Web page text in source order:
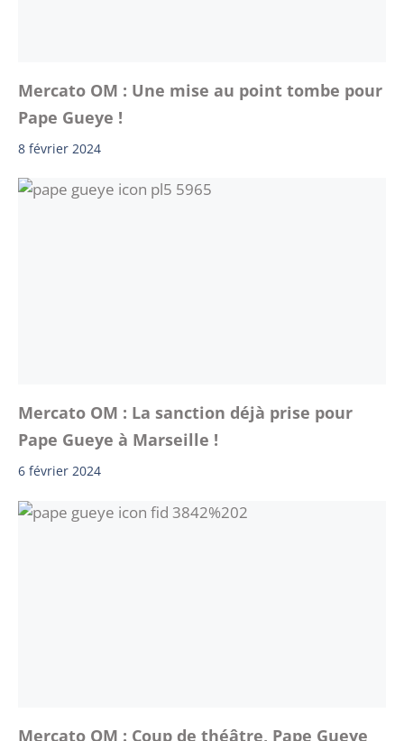
Mercato OM : Une mise au point tombe pour
Pape Gueye !
8 février 2024
Mercato OM : La sanction déjà prise pour
Pape Gueye à Marseille !
6 février 2024
Mercato OM : Coup de théâtre, Pape Gueye